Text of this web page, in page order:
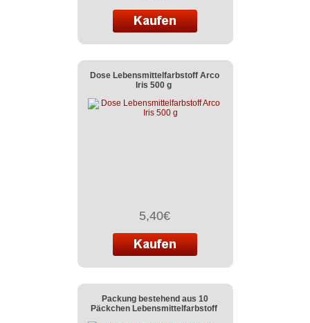
Dose Lebensmittelfarbstoff Arco
Iris 500 g
5,40€
Packung bestehend aus 10
Päckchen Lebensmittelfarbstoff